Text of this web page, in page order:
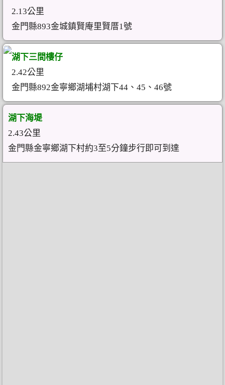
2.13公里
金門縣893金城鎮賢庵里賢厝1號
湖下三間樓仔
2.42公里
金門縣892金寧鄉湖埔村湖下44、45、46號
湖下海堤
2.43公里
金門縣金寧鄉湖下村約3至5分鐘步行即可到達